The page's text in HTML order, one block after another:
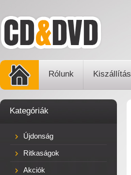
Rólunk Kiszállítás
Kategóriák
Újdonság
Ritkaságok
Akciók